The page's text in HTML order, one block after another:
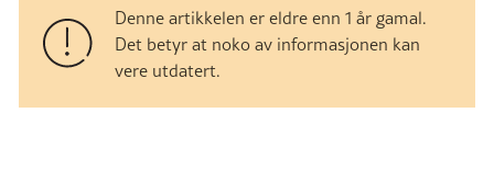
Denne artikkelen er eldre enn 1 år gamal.
Det betyr at noko av informasjonen kan
vere utdatert.